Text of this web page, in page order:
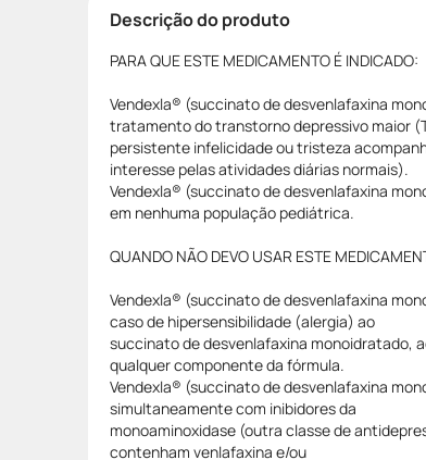
Descrição do produto
PARA QUE ESTE MEDICAMENTO É INDICADO:
Vendexla® (succinato de desvenlafaxina
tratamento do transtorno depressivo maior
persistente infelicidade ou tristeza
interesse pelas atividades diárias normais).
Vendexla® (succinato de desvenlafaxina
em nenhuma população pediátrica.
QUANDO NÃO DEVO USAR ESTE
Vendexla® (succinato de desvenlafaxina
caso de hipersensibilidade (alergia) ao
succinato de desvenlafaxina monoidratado,
qualquer componente da fórmula.
Vendexla® (succinato de desvenlafaxina
simultaneamente com inibidores da
monoaminoxidase (outra classe de
contenham venlafaxina e/ou